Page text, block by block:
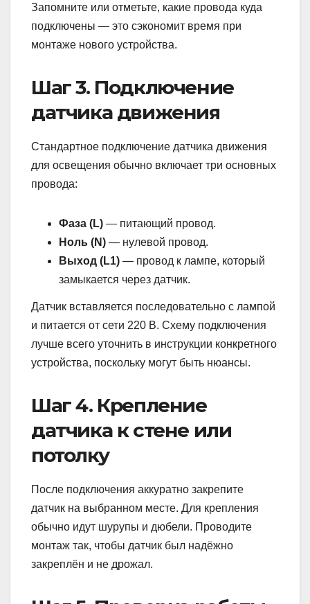
Запомните или отметьте, какие провода куда
подключены — это сэкономит время при
монтаже нового устройства.
Шаг 3. Подключение
датчика движения
Стандартное подключение датчика движения
для освещения обычно включает три основных
провода:
Фаза (L) — питающий провод.
Ноль (N) — нулевой провод.
Выход (L1) — провод к лампе, который
замыкается через датчик.
Датчик вставляется последовательно с лампой
и питается от сети 220 В. Схему подключения
лучше всего уточнить в инструкции конкретного
устройства, поскольку могут быть нюансы.
Шаг 4. Крепление
датчика к стене или
потолку
После подключения аккуратно закрепите
датчик на выбранном месте. Для крепления
обычно идут шурупы и дюбели. Проводите
монтаж так, чтобы датчик был надёжно
закреплён и не дрожал.